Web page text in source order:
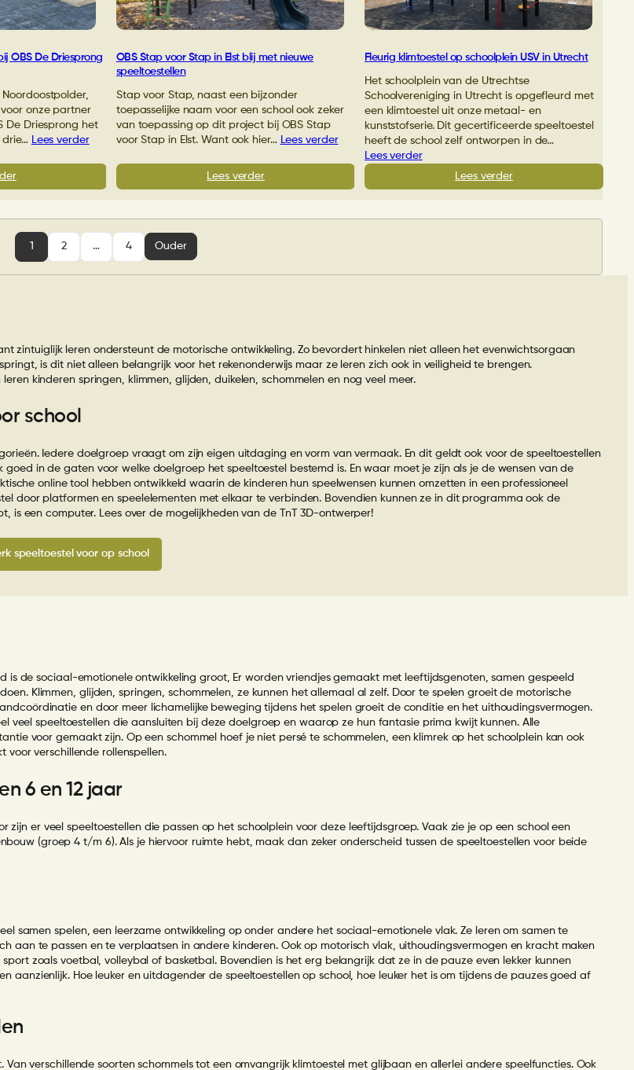
leerlingen
Bavinckschool!
Monster
combinatietoestel
OBS De Driesprong
onze partner
De Driesprong het
drie…
Lees verder
:
Eigen
speeltoestel
bij
OBS
De
OBS Stap voor Stap in Elst blij met nieuwe
speeltoestellen
Stap voor Stap, naast een bijzonder
toepasselijke naam voor een school ook zeker
van toepassing op dit project bij OBS Stap
voor Stap in Elst. Want ook hier…
Lees verder
Lees verder:
OBS
voor
Fleurig klimtoestel op schoolplein USV in Utrecht
Het schoolplein van de Utrechtse
Schoolvereniging in Utrecht is opgefleurd met
een klimtoestel uit onze metaal- en
kunststofserie. Dit gecertificeerde speeltoestel
heeft de school zelf ontworpen in de…
Lees verder
Lees verder:
Fleurig
op
1 2 … 4 Ouder
zintuiglijk leren ondersteunt de motorische ontwikkeling. Zo bevordert hinkelen niet alleen het evenwichtsorgaan
is dit niet alleen belangrijk voor het rekenonderwijs maar ze leren zich ook in veiligheid te brengen.
kinderen springen, klimmen, glijden, duikelen, schommelen en nog veel meer.
school
Iedere doelgroep vraagt om zijn eigen uitdaging en vorm van vermaak. En dit geldt ook voor de speeltoestellen
in de gaten voor welke doelgroep het speeltoestel bestemd is. En waar moet je zijn als je de wensen van de
online tool hebben ontwikkeld waarin de kinderen hun speelwensen kunnen omzetten in een professioneel
door platformen en speelelementen met elkaar te verbinden. Bovendien kunnen ze in dit programma ook de
is een computer. Lees over de mogelijkheden van de TnT 3D-ontwerper!
speeltoestel voor op school
de sociaal-emotionele ontwikkeling groot, Er worden vriendjes gemaakt met leeftijdsgenoten, samen gespeeld
Klimmen, glijden, springen, schommelen, ze kunnen het allemaal al zelf. Door te spelen groeit de motorische
en door meer lichamelijke beweging tijdens het spelen groeit de conditie en het uithoudingsvermogen.
veel speeltoestellen die aansluiten bij deze doelgroep en waarop ze hun fantasie prima kwijt kunnen. Alle
voor gemaakt zijn. Op een schommel hoef je niet persé te schommelen, een klimrek op het schoolplein kan ook
voor verschillende rollenspellen.
6 en 12 jaar
zijn er veel speeltoestellen die passen op het schoolplein voor deze leeftijdsgroep. Vaak zie je op een school een
(groep 4 t/m 6). Als je hiervoor ruimte hebt, maak dan zeker onderscheid tussen de speeltoestellen voor beide
samen spelen, een leerzame ontwikkeling op onder andere het sociaal-emotionele vlak. Ze leren om samen te
aan te passen en te verplaatsen in andere kinderen. Ook op motorisch vlak, uithoudingsvermogen en kracht maken
zoals voetbal, volleybal of basketbal. Bovendien is het erg belangrijk dat ze in de pauze even lekker kunnen
aanzienlijk. Hoe leuker en uitdagender de speeltoestellen op school, hoe leuker het is om tijdens de pauzes goed af
verschillende soorten schommels tot een omvangrijk klimtoestel met glijbaan en allerlei andere speelfuncties. Ook